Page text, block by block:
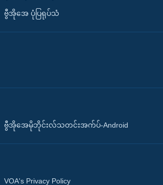
ဗွီအိုအေ ပုံပြရုပ်သံ
ဗွီအိုအေမိုဘိုင်းလ်သတင်းအက်ပ်-Android
VOA's Privacy Policy